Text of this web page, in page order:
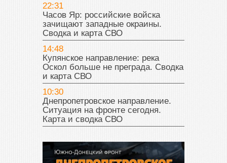
22:31
Часов Яр: российские войска
зачищают западные окраины.
Сводка и карта СВО
14:48
Купянское направление: река
Оскол больше не преграда. Сводка
и карта СВО
10:30
Днепропетровское направление.
Ситуация на фронте сегодня.
Карта и сводка СВО